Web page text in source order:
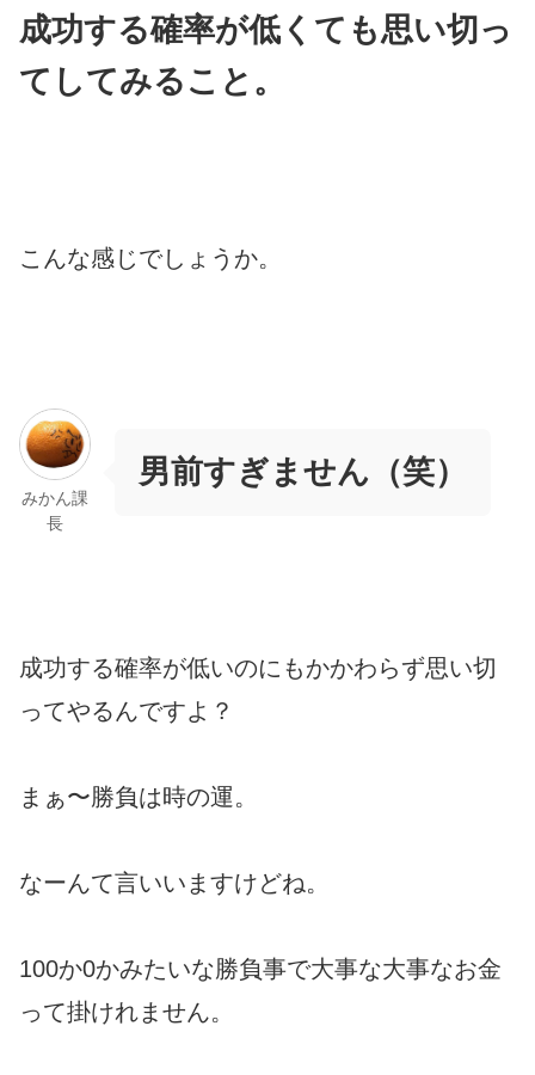
成功する確率が低くても思い切っ
てしてみること。
こんな感じでしょうか。
みかん課
長
男前すぎません（笑）
成功する確率が低いのにもかかわらず思い切
ってやるんですよ？
まぁ〜勝負は時の運。
なーんて言いいますけどね。
100か0かみたいな勝負事で大事な大事なお金
って掛けれません。